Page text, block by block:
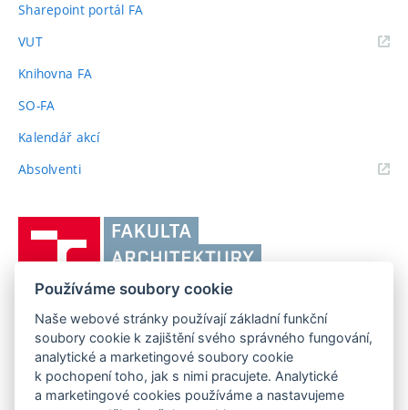
Sharepoint portál FA
VUT(externí
Knihovna FA
SO-FA
Kalendář akcí
Absolventi(externí
Brně,
Fakulta
architektury
FAKULTA ARCHITEKTURY VUT V BRNĚ
Poříčí 273/5, 639 00 Brno
Telefon: 54114 6600
www.fa.vutbr.cz
info@fa.vutbr.cz
Používáme soubory cookie
Naše webové stránky používají základní funkční
soubory cookie k zajištění svého správného fungování,
analytické a marketingové soubory cookie
k pochopení toho, jak s nimi pracujete. Analytické
a marketingové cookies používáme a nastavujeme